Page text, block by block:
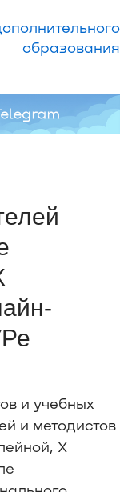
образования
и учебных
и методистов
Х